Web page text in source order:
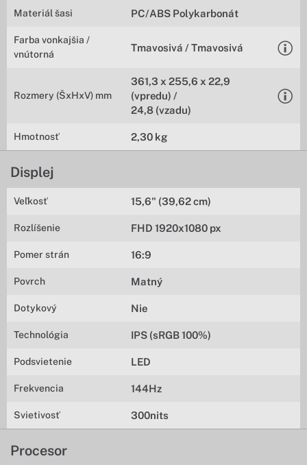
Materiál šasi PC/ABS Polykarbonát
Farba vonkajšia /
vnútorná
Tmavosivá / Tmavosivá
Rozmery (ŠxHxV) mm
361,3 x 255,6 x 22,9
(vpredu) /
24,8 (vzadu)
Hmotnosť 2,30 kg
Displej
Veľkosť 15,6" (39,62 cm)
Rozlíšenie FHD 1920x1080 px
Pomer strán 16:9
Povrch Matný
Dotykový Nie
Technológia IPS (sRGB 100%)
Podsvietenie LED
Frekvencia 144Hz
Svietivosť 300nits
Procesor